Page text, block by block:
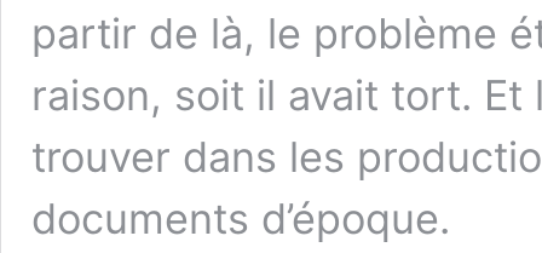
partir de là, le problème
raison, soit il avait tort.
trouver dans les
documents d’époque.